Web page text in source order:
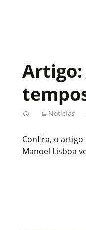
Artigo:
Notícias
Confira, o artigo
Manoel Lisboa